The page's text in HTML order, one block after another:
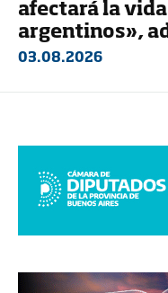
afectará la
argentinos»,
03.08.2026